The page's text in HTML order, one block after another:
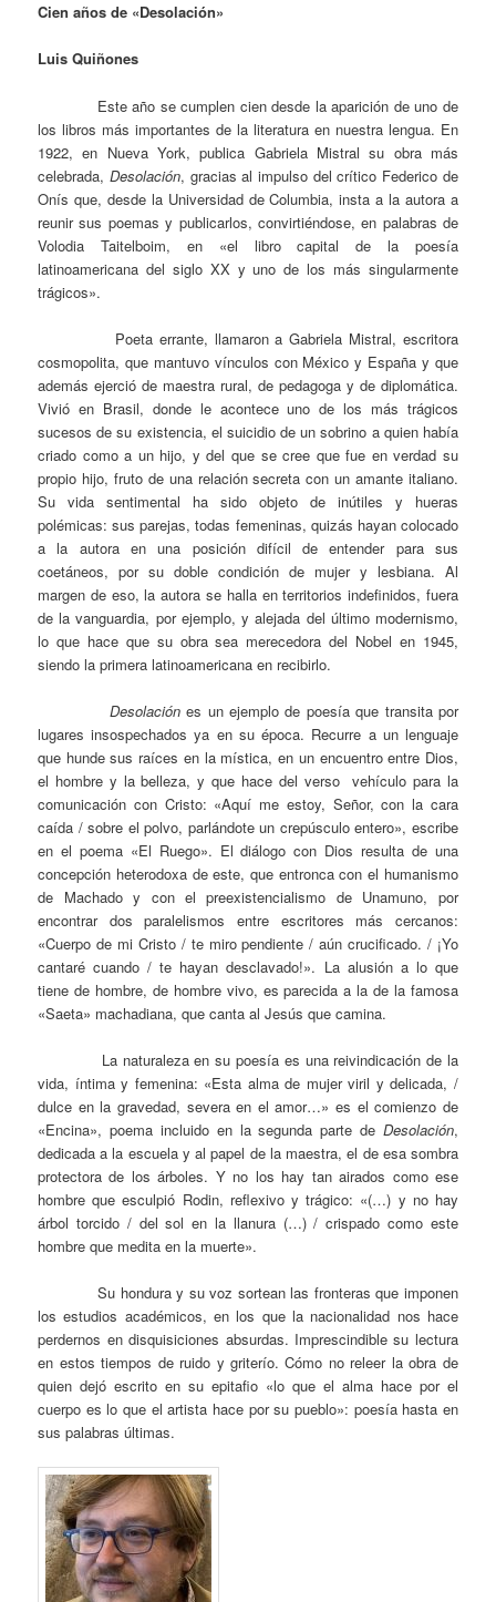
Cien años de «Desolación»
Luis Quiñones
Este año se cumplen cien desde la aparición de uno de
los libros más importantes de la literatura en nuestra lengua. En
1922, en Nueva York, publica Gabriela Mistral su obra más
celebrada, Desolación, gracias al impulso del crítico Federico de
Onís que, desde la Universidad de Columbia, insta a la autora a
reunir sus poemas y publicarlos, convirtiéndose, en palabras de
Volodia Taitelboim, en «el libro capital de la poesía
latinoamericana del siglo XX y uno de los más singularmente
trágicos».
Poeta errante, llamaron a Gabriela Mistral, escritora
cosmopolita, que mantuvo vínculos con México y España y que
además ejerció de maestra rural, de pedagoga y de diplomática.
Vivió en Brasil, donde le acontece uno de los más trágicos
sucesos de su existencia, el suicidio de un sobrino a quien había
criado como a un hijo, y del que se cree que fue en verdad su
propio hijo, fruto de una relación secreta con un amante italiano.
Su vida sentimental ha sido objeto de inútiles y hueras
polémicas: sus parejas, todas femeninas, quizás hayan colocado
a la autora en una posición difícil de entender para sus
coetáneos, por su doble condición de mujer y lesbiana. Al
margen de eso, la autora se halla en territorios indefinidos, fuera
de la vanguardia, por ejemplo, y alejada del último modernismo,
lo que hace que su obra sea merecedora del Nobel en 1945,
siendo la primera latinoamericana en recibirlo.
Desolaciónes un ejemplo de poesía que transita por
lugares insospechados ya en su época. Recurre a un lenguaje
que hunde sus raíces en la mística, en un encuentro entre Dios,
el hombre y la belleza, y que hace del verso vehículo para la
comunicación con Cristo: «Aquí me estoy, Señor, con la cara
caída / sobre el polvo, parlándote un crepúsculo entero», escribe
en el poema «El Ruego». El diálogo con Dios resulta de una
concepción heterodoxa de este, que entronca con el humanismo
de Machado y con el preexistencialismo de Unamuno, por
encontrar dos paralelismos entre escritores más cercanos:
«Cuerpo de mi Cristo / te miro pendiente / aún crucificado. / ¡Yo
cantaré cuando / te hayan desclavado!». La alusión a lo que
tiene de hombre, de hombre vivo, es parecida a la de la famosa
«Saeta» machadiana, que canta al Jesús que camina.
La naturaleza en su poesía es una reivindicación de la
vida, íntima y femenina: «Esta alma de mujer viril y delicada, /
dulce en la gravedad, severa en el amor…» es el comienzo de
«Encina», poema incluido en la segunda parte de Desolación,
dedicada a la escuela y al papel de la maestra, el de esa sombra
protectora de los árboles. Y no los hay tan airados como ese
hombre que esculpió Rodin, reflexivo y trágico: «(…) y no hay
árbol torcido / del sol en la llanura (…) / crispado como este
hombre que medita en la muerte».
Su hondura y su voz sortean las fronteras que imponen
los estudios académicos, en los que la nacionalidad nos hace
perdernos en disquisiciones absurdas. Imprescindible su lectura
en estos tiempos de ruido y griterío. Cómo no releer la obra de
quien dejó escrito en su epitafio «lo que el alma hace por el
cuerpo es lo que el artista hace por su pueblo»: poesía hasta en
sus palabras últimas.